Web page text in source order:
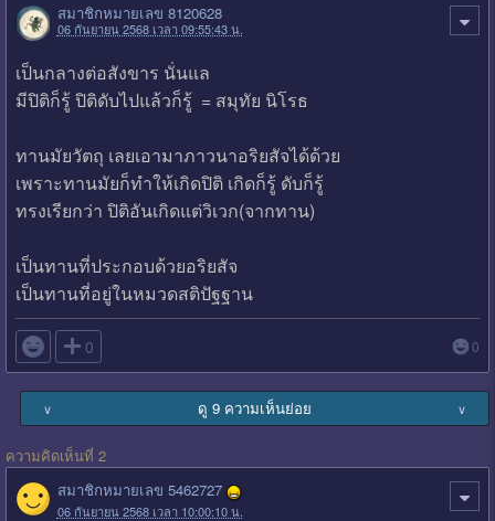
สมาชิกหมายเลข 8120628
06 กันยายน 2568 เวลา 09:55:43 น.
เป็นกลางต่อสังขาร นั่นแล
มีปิติก็รู้ ปิติดับไปแล้วก็รู้ = สมุทัย นิโรธ
ทานมัยวัตถุ เลยเอามาภาวนาอริยสัจได้ด้วย
เพราะทานมัยก็ทำให้เกิดปิติ เกิดก็รู้ ดับก็รู้
ทรงเรียกว่า ปิติอันเกิดแต่วิเวก(จากทาน)
เป็นทานที่ประกอบด้วยอริยสัจ
เป็นทานที่อยู่ในหมวดสติปัฐฐาน
 0 0
∨ ดู 9 ความเห็นย่อย ∨
ความคิดเห็นที่ 2
สมาชิกหมายเลข 5462727
06 กันยายน 2568 เวลา 10:00:10 น.